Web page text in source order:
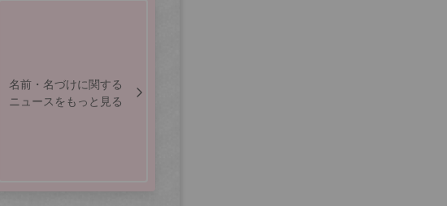
名前・名づけに関する
ニュースをもっと見る